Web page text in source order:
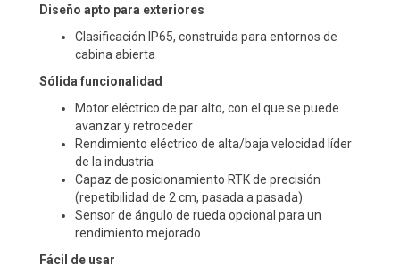
Diseño apto para exteriores
Clasificación IP65, construida para entornos de
cabina abierta
Sólida funcionalidad
Motor eléctrico de par alto, con el que se puede
avanzar y retroceder
Rendimiento eléctrico de alta/baja velocidad líder
de la industria
Capaz de posicionamiento RTK de precisión
(repetibilidad de 2 cm, pasada a pasada)
Sensor de ángulo de rueda opcional para un
rendimiento mejorado
Fácil de usar